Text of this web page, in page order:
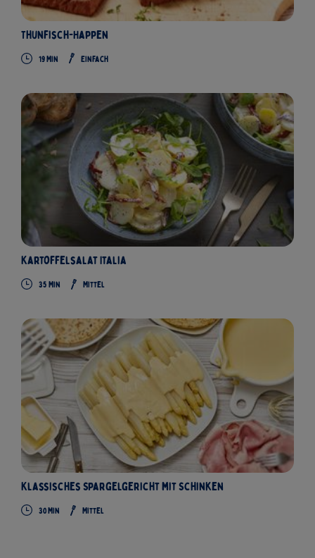
Thunfisch-Happen
19 Min Einfach
Kartoffelsalat Italia
35 Min Mittel
Klassisches Spargelgericht mit Schinken
30 Min Mittel